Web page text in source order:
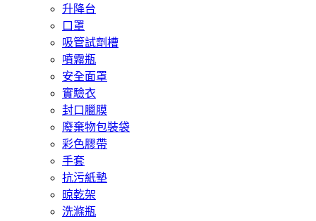
升降台
口罩
吸管試劑槽
噴霧瓶
安全面罩
實驗衣
封口臘膜
廢棄物包裝袋
彩色膠帶
手套
抗污紙墊
晾乾架
洗滌瓶